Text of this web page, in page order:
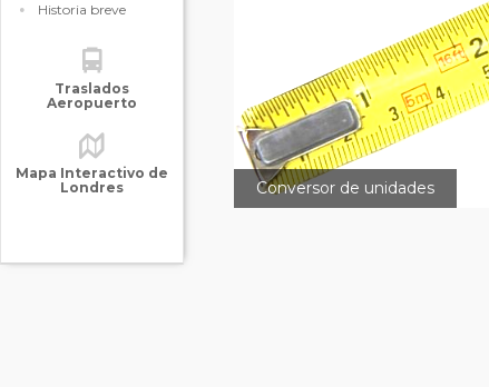
Historia breve
Traslados
Aeropuerto
Mapa Interactivo de
Londres
Conversor de unidades